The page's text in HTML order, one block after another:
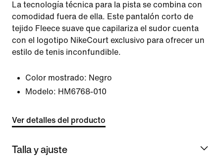
La tecnología técnica para la pista se combina con
comodidad fuera de ella. Este pantalón corto de
tejido Fleece suave que capilariza el sudor cuenta
con el logotipo NikeCourt exclusivo para ofrecer un
estilo de tenis inconfundible.
Color mostrado: Negro
Modelo: HM6768-010
Ver detalles del producto
Talla y ajuste